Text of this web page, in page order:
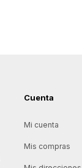
Cuenta
Mi cuenta
Mis compras